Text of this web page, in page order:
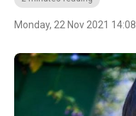
Monday, 22 Nov 2021 14:08